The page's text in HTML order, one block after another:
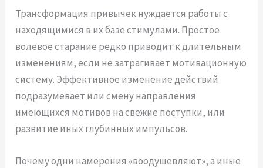
Трансформация привычек нуждается работы с
находящимися в их базе стимулами. Простое
волевое старание редко приводит к длительным
изменениям, если не затрагивает мотивационную
систему. Эффективное изменение действий
подразумевает или смену направления
имеющихся мотивов на свежие поступки, или
развитие иных глубинных импульсов.
Почему одни намерения «воодушевляют», а иные